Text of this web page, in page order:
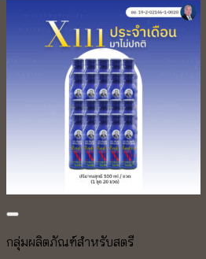
กลุ่มผลิตภัณฑ์สำหรับสตรี